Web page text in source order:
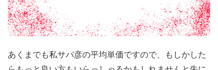
あくまでも私サバ彦の平均単価ですので、もしかした